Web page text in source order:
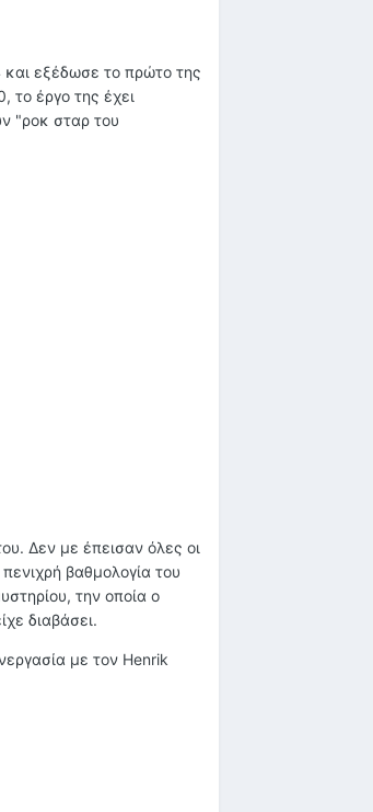
και εξέδωσε το πρώτο της
το έργο της έχει
"ροκ σταρ του
Δεν με έπεισαν όλες οι
βαθμολογία του
την οποία ο
διαβάσει.
με τον Henrik